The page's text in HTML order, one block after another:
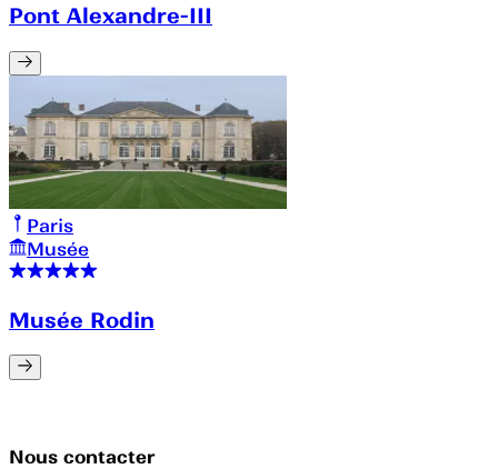
Pont Alexandre-III
Paris
Musée
Musée Rodin
Nous contacter